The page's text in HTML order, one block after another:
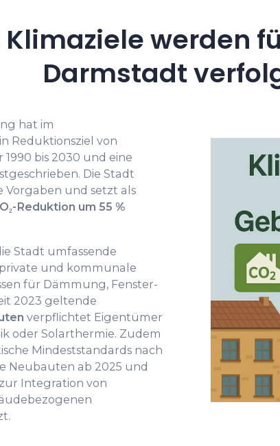
werden
Darmstadt
hat im
Reduktionsziel von
bis 2030 und eine
Die Stadt
und setzt als
Reduktion um 55 %
Stadt umfassende
und kommunale
für Dämmung, Fenster-
2023 geltende
verpflichtet Eigentümer
oder Solarthermie. Zudem
Mindeststandards nach
Neubauten ab 2025 und
Integration von